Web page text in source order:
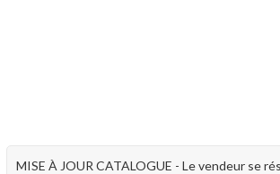
MISE À JOUR CATALOGUE - Le vendeur se